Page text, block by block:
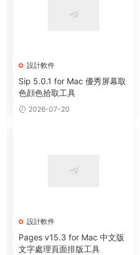
設計軟件
Sip 5.0.1 for Mac 優秀屏幕取
色顔色拾取工具
2026-07-20
設計軟件
Pages v15.3 for Mac 中文版
文字處理頁面排版工具